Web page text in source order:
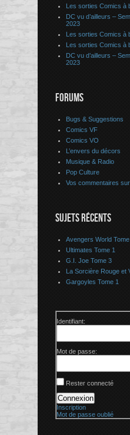
Les sorties Comics
DC vu d’ailleurs –
2023
Les sorties Comics
Les sorties Comics
DC vu d’ailleurs –
2023
FORUMS
Bugs & Suggestions
Comics VF
Comics VO
L’envers du décors
Musique & Radio
Pop Culture
Vos commentaires
SUJETS RÉCENTS
Avengers World
Ultimates Tome 1
G.I. Joe Tome 3
La Sorcière Rouge et
Gargoyles Tome 1
Identifiant:
Mot de passe:
Rester connecté
Connexion
Inscription
Mot de passe oublié